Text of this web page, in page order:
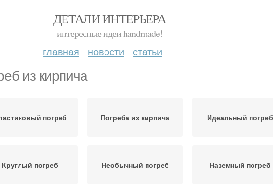
ДЕТАЛИ ИНТЕРЬЕРА
интересные идеи handmade!
главная новости статьи
из кирпича
погреб Погреба из кирпича Идеальный погреб
Круглый погреб Необычный погреб Наземный погреб